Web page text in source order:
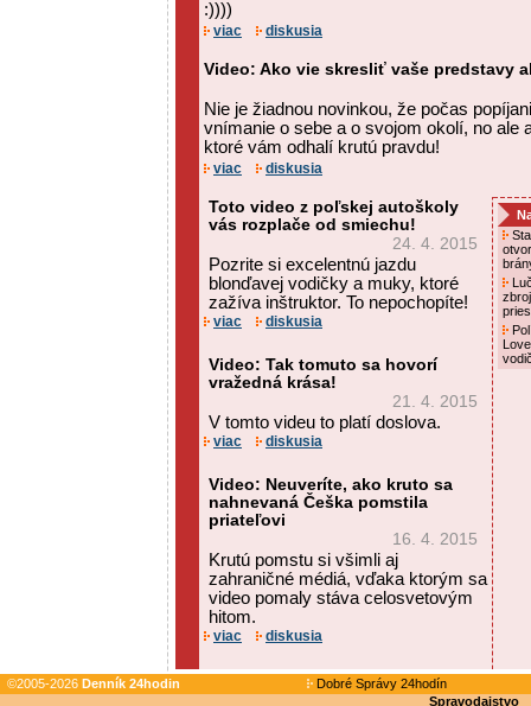
:))))
viac diskusia
Video: Ako vie skresliť vaše predstavy
Nie je žiadnou novinkou, že počas
vnímanie o sebe a o svojom okolí, no ale
ktoré vám odhalí krutú pravdu!
viac diskusia
Toto video z poľskej autoškoly
vás rozplače od smiechu!
24. 4. 2015
Pozrite si excelentnú jazdu
blonďavej vodičky a muky, ktoré
zažíva inštruktor. To nepochopíte!
viac diskusia
Video: Tak tomuto sa hovorí
vražedná krása!
21. 4. 2015
V tomto videu to platí doslova.
viac diskusia
Video: Neuveríte, ako kruto sa
nahnevaná Češka pomstila
priateľovi
16. 4. 2015
Krutú pomstu si všimli aj
zahraničné médiá, vďaka ktorým sa
video pomaly stáva celosvetovým
hitom.
viac diskusia
©2005-2026 Denník 24hodin
Dobré Správy 24hodín
Spravodajstvo